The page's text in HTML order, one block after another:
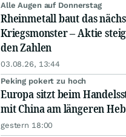
Alle Augen auf Donnerstag
Rheinmetall baut das
Kriegsmonster – Aktie
den Zahlen
03.08.26, 13:44
Peking pokert zu hoch
Europa sitzt beim
mit China am längeren
gestern 18:00